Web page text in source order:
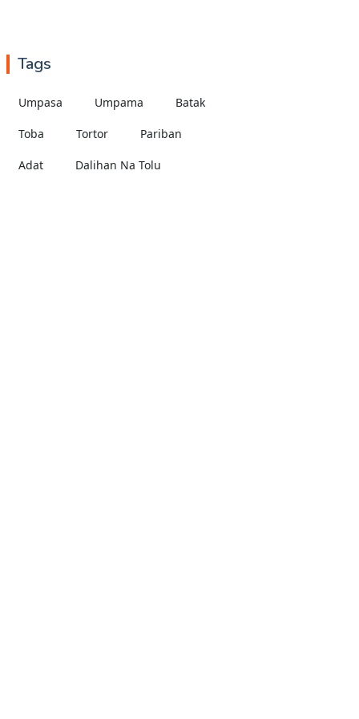
Tags
Umpasa Umpama Batak
Toba Tortor Pariban
Adat Dalihan Na Tolu